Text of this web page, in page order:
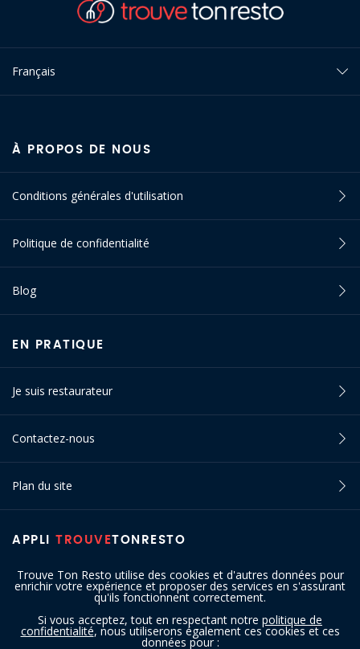
Trouve Ton Resto utilise des cookies et d'autres données pour
enrichir votre expérience et proposer des services en s'assurant
qu'ils fonctionnent correctement.
Si vous acceptez, tout en respectant notre politique de
confidentialité, nous utiliserons également ces cookies et ces
données pour :
Français
APPLI TROUVETONRESTO
À PROPOS DE NOUS
Conditions générales d'utilisation
Politique de confidentialité
Blog
EN PRATIQUE
Je suis restaurateur
Contactez-nous
Plan du site
SUIVEZ-NOUS